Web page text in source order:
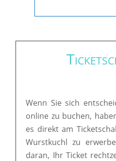
Wenn Sie sich
online zu buchen,
es direkt am
Wurstkuchl zu
daran, Ihr Ticket